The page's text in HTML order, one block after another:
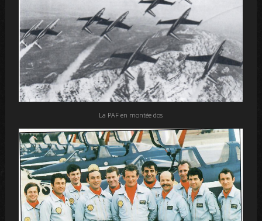
La PAF en montée dos